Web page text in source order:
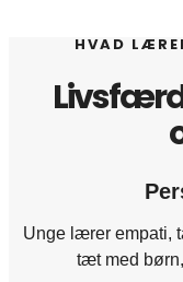
HVAD
Unge lærer empati,
tæt med